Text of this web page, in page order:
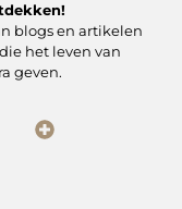
blogs en artikelen
het leven van
geven.